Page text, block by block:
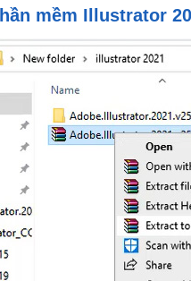
mềm Illustrator